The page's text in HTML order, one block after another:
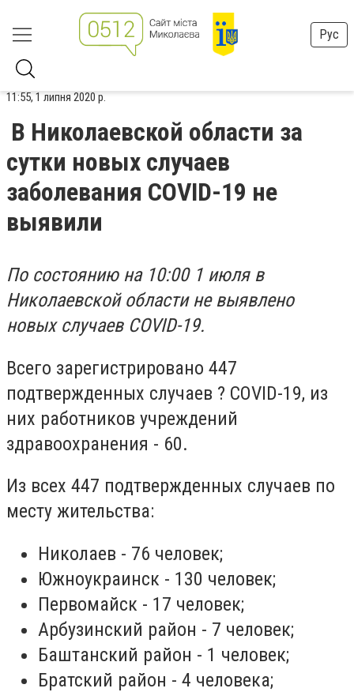
Рус
11:55, 1 липня 2020 р.
В Николаевской области за
сутки новых случаев
заболевания COVID-19 не
выявили
По состоянию на 10:00 1 июля в
Николаевской области не выявлено
новых случаев COVID-19.
Всего зарегистрировано 447
подтвержденных случаев ? COVID-19, из
них работников учреждений
здравоохранения - 60.
Из всех 447 подтвержденных случаев по
месту жительства:
Николаев - 76 человек;
Южноукраинск - 130 человек;
Первомайск - 17 человек;
Арбузинский район - 7 человек;
Баштанский район - 1 человек;
Братский район - 4 человека;